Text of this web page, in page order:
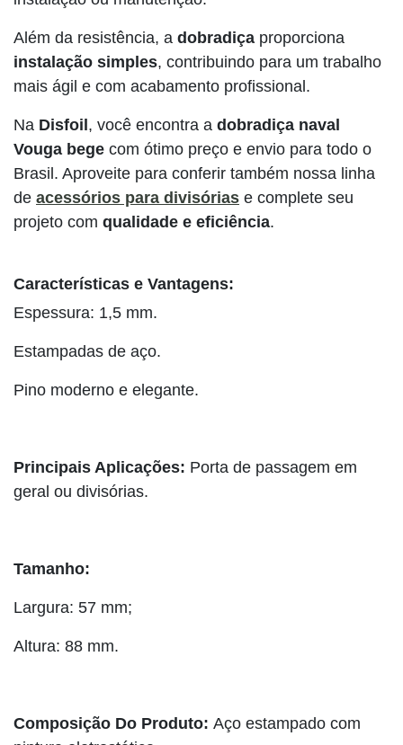
Além da resistência, a dobradiça proporciona
instalação simples, contribuindo para um trabalho
mais ágil e com acabamento profissional.
Na Disfoil, você encontra a dobradiça naval
Vouga bege com ótimo preço e envio para todo o
Brasil. Aproveite para conferir também nossa linha
de acessórios para divisórias e complete seu
projeto com qualidade e eficiência.
Características e Vantagens:
Espessura: 1,5 mm.
Estampadas de aço.
Pino moderno e elegante.
Principais Aplicações: Porta de passagem em
geral ou divisórias.
Tamanho:
Largura: 57 mm;
Altura: 88 mm.
Composição Do Produto: Aço estampado com